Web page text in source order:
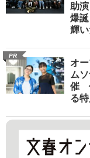
助
爆
輝い
PR
オ
ム
催
る